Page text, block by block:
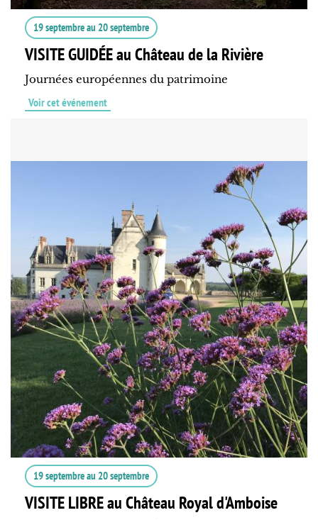
19 septembreau 20 septembre
VISITE GUIDÉE au Château de la Rivière
Journées européennes du patrimoine
Voir cet événement
19 septembreau 20 septembre
VISITE LIBRE au Château Royal d'Amboise